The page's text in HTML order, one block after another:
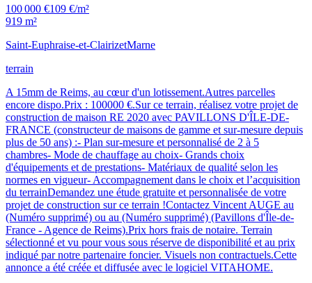
100 000 €109 €/m²
919 m²
Saint-Euphraise-et-ClairizetMarne
terrain
A 15mm de Reims, au cœur d'un lotissement.Autres parcelles
encore dispo.Prix : 100000 €.Sur ce terrain, réalisez votre projet de
construction de maison RE 2020 avec PAVILLONS D'ÎLE-DE-
FRANCE (constructeur de maisons de gamme et sur-mesure depuis
plus de 50 ans) :- Plan sur-mesure et personnalisé de 2 à 5
chambres- Mode de chauffage au choix- Grands choix
d'équipements et de prestations- Matériaux de qualité selon les
normes en vigueur- Accompagnement dans le choix et l’acquisition
du terrainDemandez une étude gratuite et personnalisée de votre
projet de construction sur ce terrain !Contactez Vincent AUGE au
(Numéro supprimé) ou au (Numéro supprimé) (Pavillons d'Île-de-
France - Agence de Reims).Prix hors frais de notaire. Terrain
sélectionné et vu pour vous sous réserve de disponibilité et au prix
indiqué par notre partenaire foncier. Visuels non contractuels.Cette
annonce a été créée et diffusée avec le logiciel VITAHOME.